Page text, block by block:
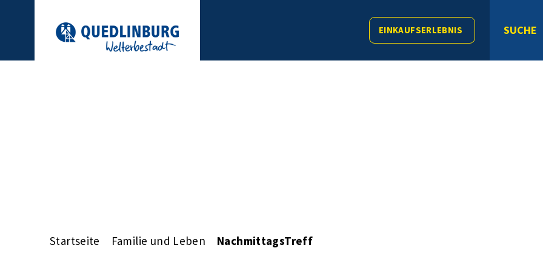
EINKAUFSERLEBNIS SUCHE
Startseite Familie und Leben NachmittagsTreff